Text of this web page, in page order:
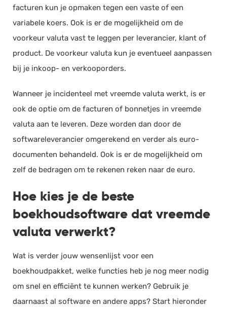
Planning
Werkbonnen
Rittenregistratie
Webshop
Kassa
ERP
Rapportage
PSP
Verlof en verzuim
HRM
Website
Marketing automation
Support
Chat
Helpdesk
facturen kun je opmaken tegen een vaste of een
variabele koers. Ook is er de mogelijkheid om de
voorkeur valuta vast te leggen per leverancier, klant of
product. De voorkeur valuta kun je eventueel aanpassen
bij je inkoop- en verkooporders.
Wanneer je incidenteel met vreemde valuta werkt, is er
ook de optie om de facturen of bonnetjes in vreemde
valuta aan te leveren. Deze worden dan door de
softwareleverancier omgerekend en verder als euro-
documenten behandeld. Ook is er de mogelijkheid om
zelf de bedragen om te rekenen reken naar de euro.
Hoe kies je de beste
boekhoudsoftware dat vreemde
valuta verwerkt?
Wat is verder jouw wensenlijst voor een
boekhoudpakket, welke functies heb je nog meer nodig
om snel en efficiënt te kunnen werken? Gebruik je
daarnaast al software en andere apps? Start hieronder